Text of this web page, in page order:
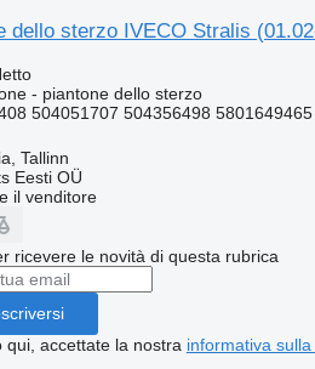
dello sterzo IVECO Stralis
- piantone dello sterzo
504051707 504356498 5801649465
Tallinn
Eesti OÜ
il venditore
ricevere le novità di questa rubrica
qui, accettate la nostra informativa